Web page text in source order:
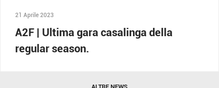
21 Aprile 2023
A2F | Ultima gara casalinga della
regular season.